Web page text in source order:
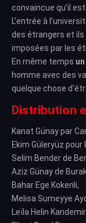
convaincue qu’il
L’entrée à
des étrangers et ils
imposées par les
En même temps
homme avec des
quelque chose
Distribution
Kanat Günay par
Ekim Güleryüz pour
Selim Bender de
Aziz Günay de
Bahar Ege Kokenli,
Melisa Sumeyye
Leïla Helin Kandemir